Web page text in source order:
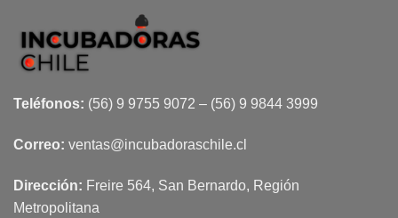
Teléfonos: (56) 9 9755 9072 – (56) 9 9844 3999
Correo: ventas@incubadoraschile.cl
Dirección: Freire 564, San Bernardo, Región
Metropolitana